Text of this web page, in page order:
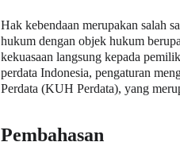
Hak kebendaan merupakan salah
hukum dengan objek hukum
kekuasaan langsung kepada
perdata Indonesia, pengaturan
Perdata (KUH Perdata), yang
Pembahasan